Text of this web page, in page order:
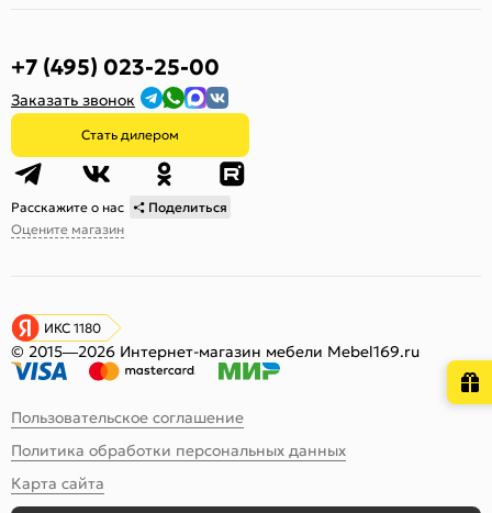
+7 (495) 023-25-00
Заказать звонок
Стать дилером
Расскажите о нас
Поделиться
Оцените магазин
ИКС 1180
© 2015—2026 Интернет-магазин мебели Mebel169.ru
Пользовательское соглашение
Политика обработки персональных данных
Карта сайта